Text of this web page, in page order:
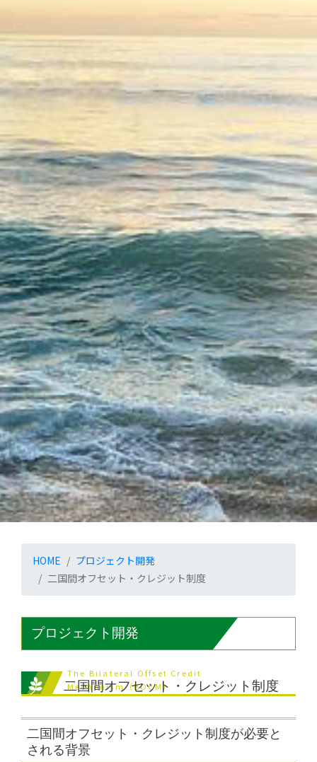
HOME
プロジェクト開発
二国間オフセット・クレジット制度
プロジェクト開発
The Bilateral Offset Credit
Mechanism（BOCM）
二国間オフセット・クレジット制度
二国間オフセット・クレジット制度が必要と
される背景